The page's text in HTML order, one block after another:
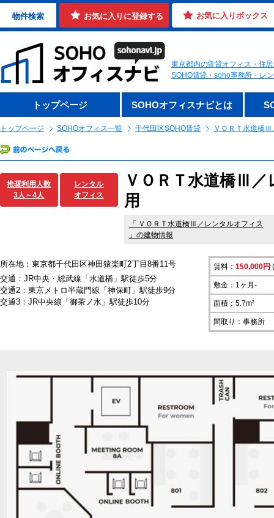
物件検索 お気に入りに登録する お気に入りボックス
東京都内の賃貸オフィス・住
SOHO賃貸・soho事務所・レ
トップページ SOHOオフィスナビとは
トップページ SOHOオフィス一覧 千代田区SOHO賃貸 ＶＯＲＴ水道橋Ⅲ
推奨利用人数
3人～4人
レンタル
オフィス
ＶＯＲＴ水道橋Ⅲ／
用
「
ＶＯＲＴ水道橋Ⅲ／レンタルオフィス
」の建物情報
所在地：東京都千代田区神田猿楽町2丁目8番11号
交通：JR中央・総武線「水道橋」駅徒歩5分
交通2：東京メトロ半蔵門線「神保町」駅徒歩9分
交通3：JR中央線「御茶ノ水」駅徒歩10分
賃料： 150,000円
敷金：1ヶ月-
面積：5.7m²
間取り：事務所